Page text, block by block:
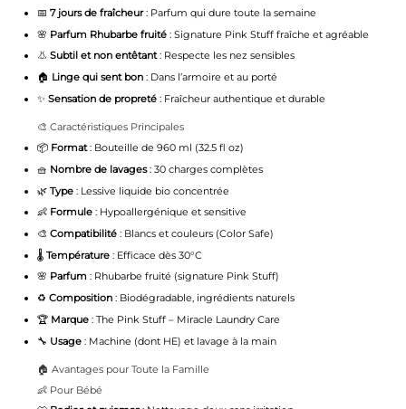
📅 7 jours de fraîcheur: Parfum qui dure toute la semaine
🌸 Parfum Rhubarbe fruité: Signature Pink Stuff fraîche et agréable
👃 Subtil et non entêtant: Respecte les nez sensibles
🏠 Linge qui sent bon: Dans l’armoire et au porté
✨ Sensation de propreté: Fraîcheur authentique et durable
🎨 Caractéristiques Principales
📦 Format: Bouteille de 960 ml (32.5 fl oz)
🧺 Nombre de lavages: 30 charges complètes
🌿 Type: Lessive liquide bio concentrée
👶 Formule: Hypoallergénique et sensitive
🎨 Compatibilité: Blancs et couleurs (Color Safe)
🌡️ Température: Efficace dès 30°C
🌸 Parfum : Rhubarbe fruité (signature Pink Stuff)
♻️ Composition: Biodégradable, ingrédients naturels
🏆 Marque: The Pink Stuff– Miracle Laundry Care
🔧 Usage: Machine (dont HE) et lavage à la main
🏠 Avantages pour Toute la Famille
👶 Pour Bébé